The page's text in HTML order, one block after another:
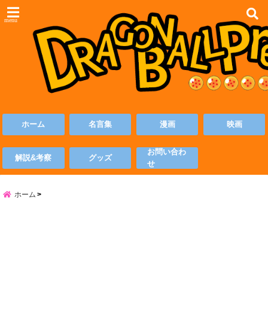
menu
ホーム 名言集 漫画 映画
解説&考察 グッズ
お問い合わ
せ
ホーム